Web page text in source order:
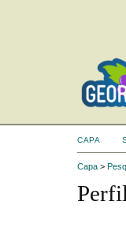
CAPA
Capa >